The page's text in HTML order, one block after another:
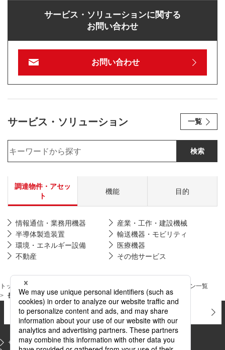
サービス・ソリューションに関する
お問い合わせ
お問い合わせ
サービス・ソリューション 一覧
検索
調達物件・アセッ
ト
機能 目的
情報通信・業務用機器
産業・工作・建設機械
半導体製造装置
輸送機器・モビリティ
環境・エネルギー設備
医療機器
不動産
その他サービス
トップページ
サービス・ソリューション一覧
長期就業不能所得補償保険（リビングエール）
お問い合わせ よくあるご質問
サイトマップ